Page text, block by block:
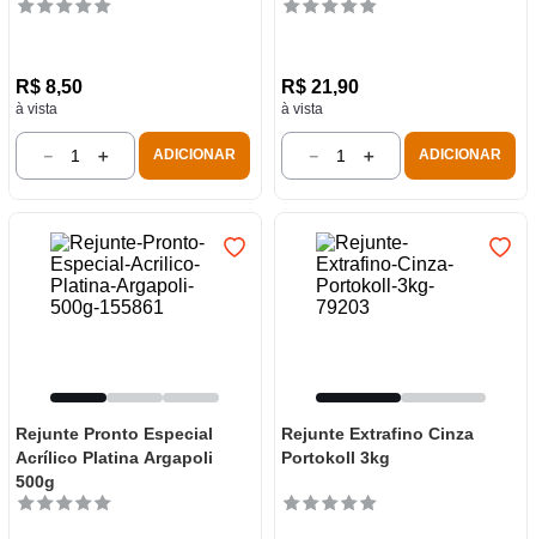
R$ 8,50
à vista
＋
－ ADICIONAR
R$ 21,90
à vista
＋
－ ADICIONAR
Rejunte Pronto Especial
Acrílico Platina Argapoli
500g
Rejunte Extrafino Cinza
Portokoll 3kg